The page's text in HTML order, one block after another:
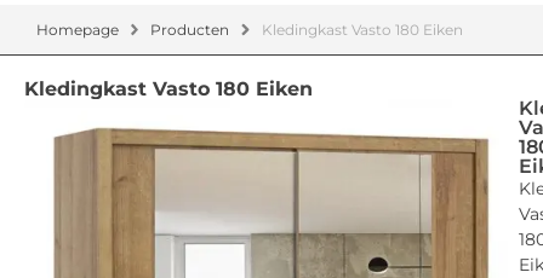
Homepage Producten Kledingkast Vasto 180 Eiken
Kledingkast Vasto 180 Eiken